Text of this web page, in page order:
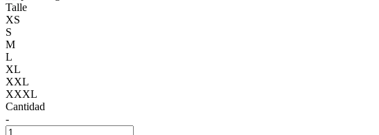
Talle
XS
S
M
L
XL
XXL
XXXL
Cantidad
-